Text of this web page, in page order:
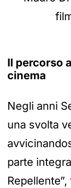
Il percorso
cinema
Negli anni
una svolta
parte